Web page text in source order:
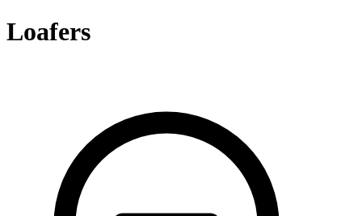
Loafers